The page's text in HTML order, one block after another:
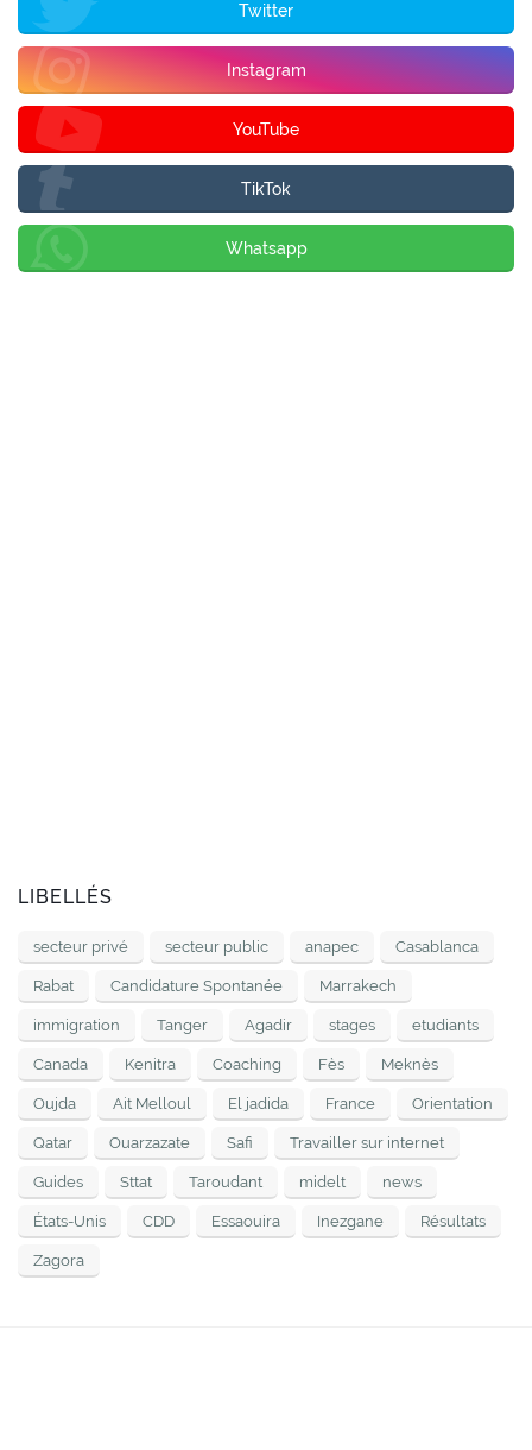
Twitter
Instagram
YouTube
TikTok
Whatsapp
LIBELLÉS
secteur privé secteur public anapec Casablanca
Rabat Candidature Spontanée Marrakech
immigration Tanger Agadir stages etudiants
Canada Kenitra Coaching Fès Meknès
Oujda Ait Melloul El jadida France Orientation
Qatar Ouarzazate Safi Travailler sur internet
Guides Sttat Taroudant midelt news
États-Unis CDD Essaouira Inezgane Résultats
Zagora